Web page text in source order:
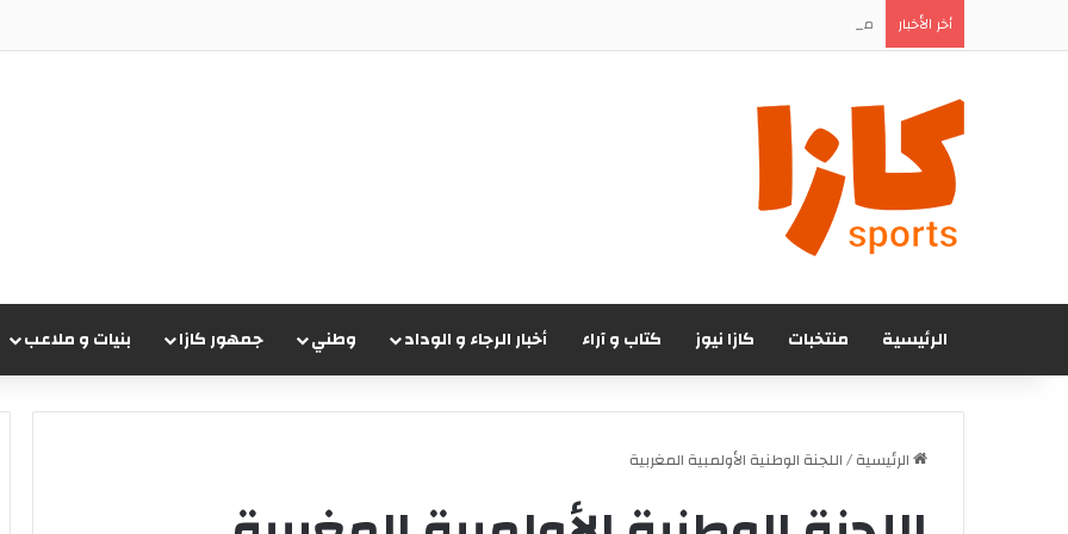
أخر الأخبار مفاجأة في تقديم يونس الدحماني.. الرجاء يستعد للإعلان عن جناحه الجديد وسط ترقب جماهيري
الرئيسية منتخبات كازا نيوز كتاب و آراء أخبار الرجاء و الوداد وطني جمهور كازا بنيات و ملاعب
الرئيسية/اللجنة الوطنية الأولمبية المغربية